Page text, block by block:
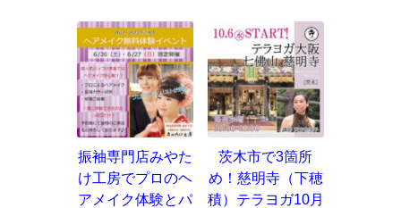
振袖専門店みやた
け工房でプロのヘ
アメイク体験とパ
茨木市で3箇所
め！慈明寺（下穂
積）テラヨガ10月